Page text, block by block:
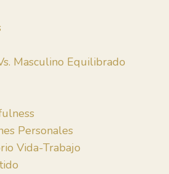
Masculino Equilibrado
Personales
Vida-Trabajo